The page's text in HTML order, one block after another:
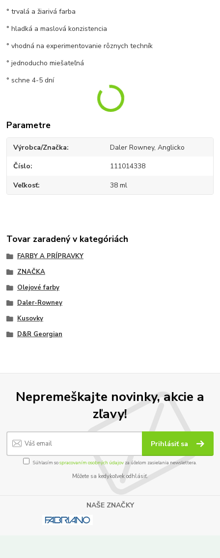
° trvalá a žiarivá farba
° hladká a maslová konzistencia
° vhodná na experimentovanie rôznych techník
° jednoducho miešateľná
° schne 4-5 dní
Parametre
Výrobca/Značka Daler Rowney, Anglicko
Číslo 111014338
Veľkosť 38 ml
Tovar zaradený v kategóriách
FARBY A PRÍPRAVKY
ZNAČKA
Olejové farby
Daler-Rowney
Kusovky
D&R Georgian
Nepremeškajte novinky, akcie a
zľavy!
Prihlásiť sa
Súhlasím sospracovaním osobných údajov za účelom zasielania newslettera.
Môžete sa kedykoľvek odhlásiť.
NAŠE ZNAČKY